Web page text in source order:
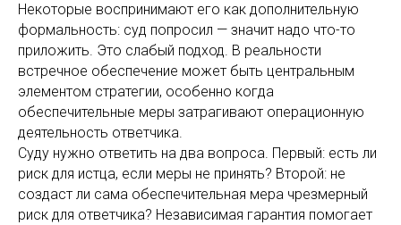
Некоторые воспринимают его как дополнительную
формальность: суд попросил — значит надо что-то
приложить. Это слабый подход. В реальности
встречное обеспечение может быть центральным
элементом стратегии, особенно когда
обеспечительные меры затрагивают операционную
деятельность ответчика.
Суду нужно ответить на два вопроса. Первый: есть ли
риск для истца, если меры не принять? Второй: не
создаст ли сама обеспечительная мера чрезмерный
риск для ответчика? Независимая гарантия помогает